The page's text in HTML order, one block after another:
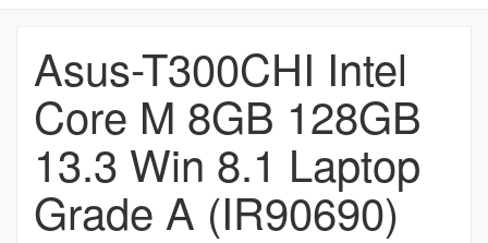
Asus-T300CHI Intel
Core M 8GB 128GB
13.3 Win 8.1 Laptop
Grade A (IR90690)